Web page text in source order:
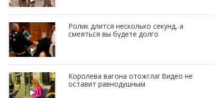
Ролик длится несколько секунд, а
смеяться вы будете долго
Королева вагона отожгла! Видео не
оставит равнодушным